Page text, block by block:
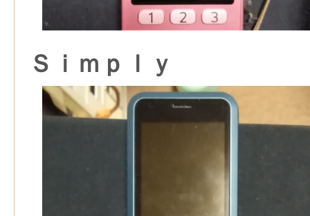
Ｓｉｍｐｌｙ